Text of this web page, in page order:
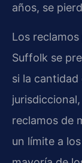
años, se
Los
Suffolk se
si la
reclamos de
un límite a